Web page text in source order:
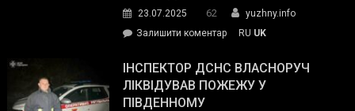
гуманітарну
допомогу
23.07.2025 62
yuzhny.info
Залишити коментарon
провів
нараду
RU UK
ІНСПЕКТОР ДСНС ВЛАСНОРУЧ
ЛІКВІДУВАВ ПОЖЕЖУ У
ПІВДЕННОМУ